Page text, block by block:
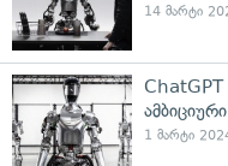
14 მარტი
1 მარტი